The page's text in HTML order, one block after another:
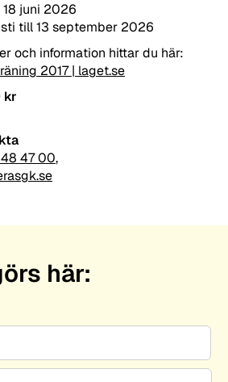
juni 2026
till 13 september 2026
och information hittar du här:
2017 | laget.se
kr
47 00,
här: